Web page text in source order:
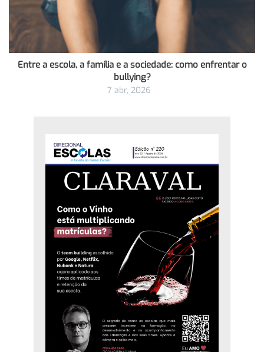
Entre a escola, a família e a sociedade: como enfrentar o
bullying?
7 abr, 2026